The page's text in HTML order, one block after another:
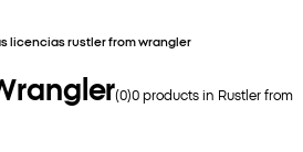
licencias rustler from wrangler
(0)0products in Rustler from